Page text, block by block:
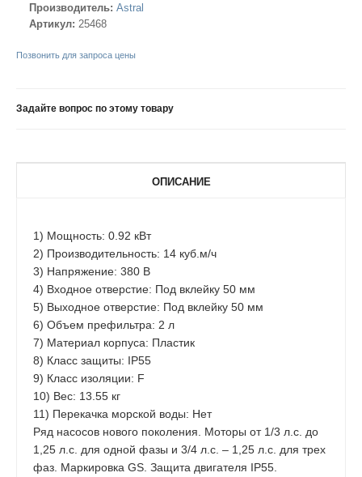
Производитель: Astral
Артикул: 25468
Позвонить для запроса цены
Задайте вопрос по этому товару
ОПИСАНИЕ
1) Мощность: 0.92 кВт
2) Производительность: 14 куб.м/ч
3) Напряжение: 380 В
4) Входное отверстие: Под вклейку 50 мм
5) Выходное отверстие: Под вклейку 50 мм
6) Объем префильтра: 2 л
7) Материал корпуса: Пластик
8) Класс защиты: IP55
9) Класс изоляции: F
10) Вес: 13.55 кг
11) Перекачка морской воды: Нет
Ряд насосов нового поколения. Моторы от 1/3 л.с. до
1,25 л.с. для одной фазы и 3/4 л.с. – 1,25 л.с. для трех
фаз. Маркировка GS. Защита двигателя IP55.